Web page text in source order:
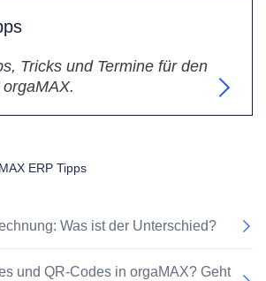
Tricks und Termine für den
ERP Tipps
Was ist der Unterschied?
und QR-Codes in orgaMAX? Geht